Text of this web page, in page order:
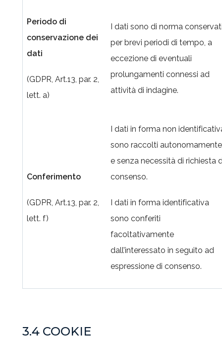
Periodo di
conservazione dei
dati
(GDPR, Art.13, par. 2,
lett. a)
I dati sono di norma
per brevi periodi di tempo, a
eccezione di eventuali
prolungamenti connessi ad
attività di indagine.
Conferimento
(GDPR, Art.13, par. 2,
lett. f)
I dati in forma non
sono raccolti autonomamente
e senza necessità di richiesta
consenso.
I dati in forma identificativa
sono conferiti
facoltativamente
dall’interessato in seguito ad
espressione di consenso.
3.4 COOKIE